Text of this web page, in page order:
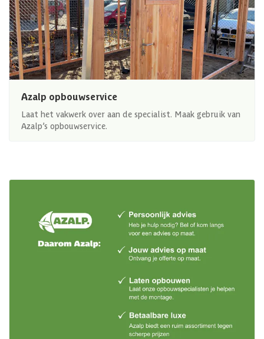
Azalp opbouwservice
Laat het vakwerk over aan de specialist. Maak gebruik van
Azalp’s opbouwservice.